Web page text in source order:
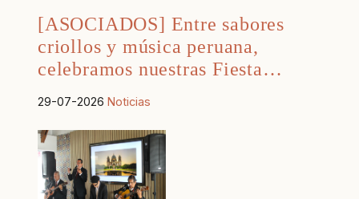
[ASOCIADOS] Entre sabores
criollos y música peruana,
celebramos nuestras Fiesta…
29-07-2026 Noticias